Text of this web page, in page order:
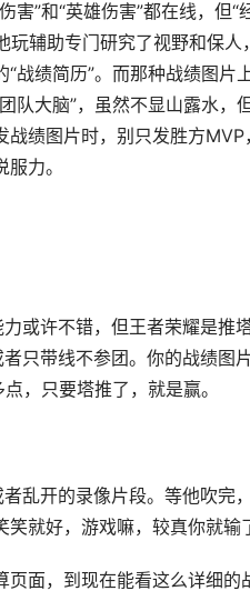
”和“英雄伤害”都在线，但“
辅助专门研究了视野和保人
战绩简历”。而那种战绩图片
队大脑”，虽然不显山露水，
绩图片时，别只发胜方
力。
或许不错，但王者荣耀是推
只带线不参团。你的战绩图
，只要塔推了，就是赢。
乱开的录像片段。等他吹完
就好，游戏嘛，较真你就输
面，到现在能看这么详细的